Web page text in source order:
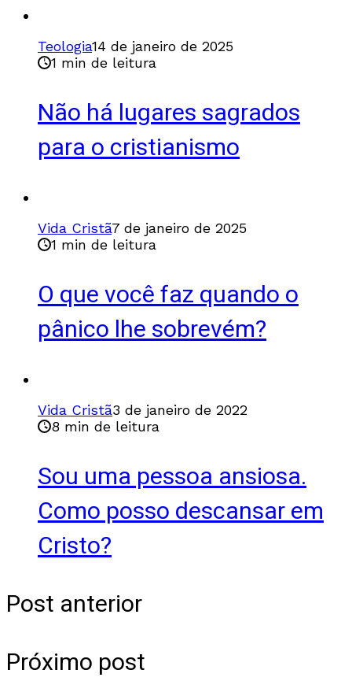
Teologia14 de janeiro de 2025
1 min de leitura
Não há lugares sagrados
para o cristianismo
Vida Cristã7 de janeiro de 2025
1 min de leitura
O que você faz quando o
pânico lhe sobrevém?
Vida Cristã3 de janeiro de 2022
8 min de leitura
Sou uma pessoa ansiosa.
Como posso descansar em
Cristo?
Post anterior
Próximo post